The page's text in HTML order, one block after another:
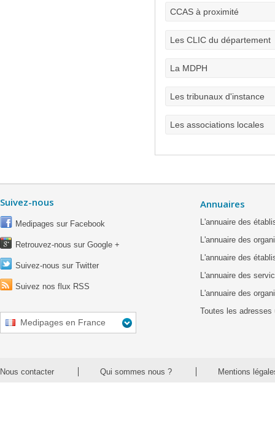
CCAS à proximité
Les CLIC du département
La MDPH
Les tribunaux d'instance
Les associations locales
Suivez-nous
Medipages sur Facebook
Retrouvez-nous sur Google +
Suivez-nous sur Twitter
Suivez nos flux RSS
Medipages en France
Annuaires
L'annuaire des
L'annuaire des
L'annuaire des
L'annuaire des
L'annuaire des
Toutes les adresses
Nous contacter Qui sommes nous ? Mentions